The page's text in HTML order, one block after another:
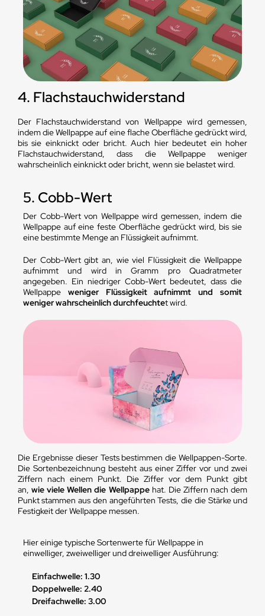
4. Flachstauchwiderstand
Der Flachstauchwiderstand von Wellpappe wird gemessen,
indem die Wellpappe auf eine flache Oberfläche gedrückt wird,
bis sie einknickt oder bricht. Auch hier bedeutet ein hoher
Flachstauchwiderstand, dass die Wellpappe weniger
wahrscheinlich einknickt oder bricht, wenn sie belastet wird.
5. Cobb-Wert
Der Cobb-Wert von Wellpappe wird gemessen, indem die
Wellpappe auf eine feste Oberfläche gedrückt wird, bis sie
eine bestimmte Menge an Flüssigkeit aufnimmt.
Der Cobb-Wert gibt an, wie viel Flüssigkeit die Wellpappe
aufnimmt und wird in Gramm pro Quadratmeter
angegeben. Ein niedriger Cobb-Wert bedeutet, dass die
Wellpappe weniger Flüssigkeit aufnimmt und somit
weniger wahrscheinlich durchfeuchtet wird.
Die Ergebnisse dieser Tests bestimmen die Wellpappen-Sorte.
Die Sortenbezeichnung besteht aus einer Ziffer vor und zwei
Ziffern nach einem Punkt. Die Ziffer vor dem Punkt gibt
an, wie viele Wellen die Wellpappehat. Die Ziffern nach dem
Punkt stammen aus den angeführten Tests, die die Stärke und
Festigkeit der Wellpappe messen.
Hier einige typische Sortenwerte für Wellpappe in
einwelliger, zweiwelliger und dreiwelliger Ausführung:
Einfachwelle: 1.30
Doppelwelle: 2.40
Dreifachwelle: 3.00